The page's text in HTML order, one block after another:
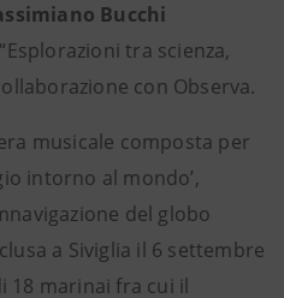
Bucchi
tra scienza,
con Observa.
musicale composta per
intorno al mondo’,
del globo
a Siviglia il 6 settembre
18 marinai fra cui il